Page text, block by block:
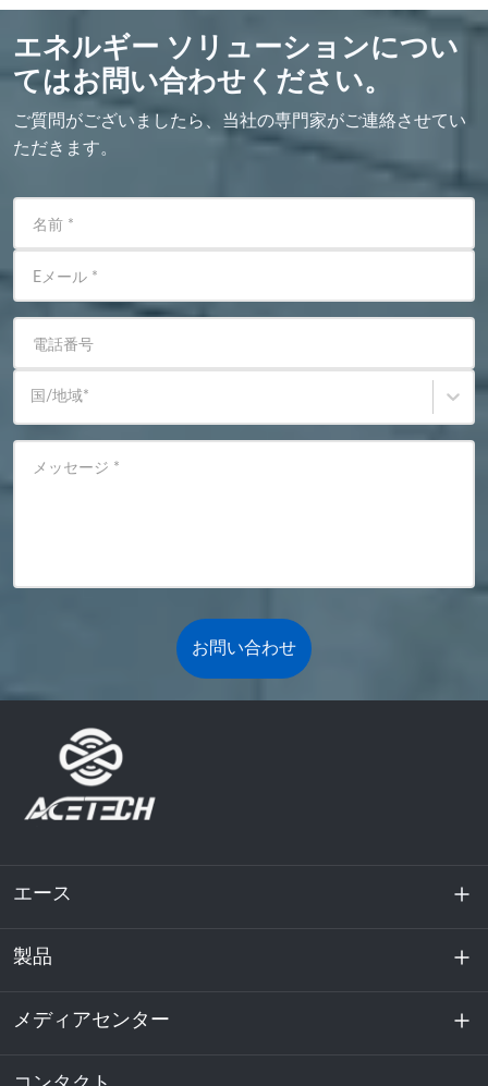
エネルギー ソリューションについ
てはお問い合わせください。
ご質問がございましたら、当社の専門家がご連絡させてい
ただきます。
名前 *
Eメール *
電話番号
国/地域*
メッセージ *
お問い合わせ
エース
私たちに関しては
持続可能性
製品
エネルギー貯蔵
データセンターおよびサーバー室
メディアセンター